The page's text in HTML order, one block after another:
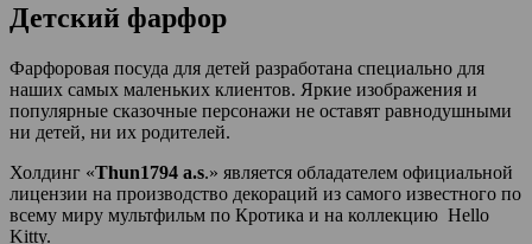
Детский фарфор
Фарфоровая посуда для детей разработана специально для
наших самых маленьких клиентов. Яркие изображения и
популярные сказочные персонажи не оставят равнодушными
ни детей, ни их родителей.
Холдинг «Thun1794 a.s.» является обладателем официальной
лицензии на производство декораций из самого известного по
всему миру мультфильм по Кротика и на коллекцию Hello
Kitty.